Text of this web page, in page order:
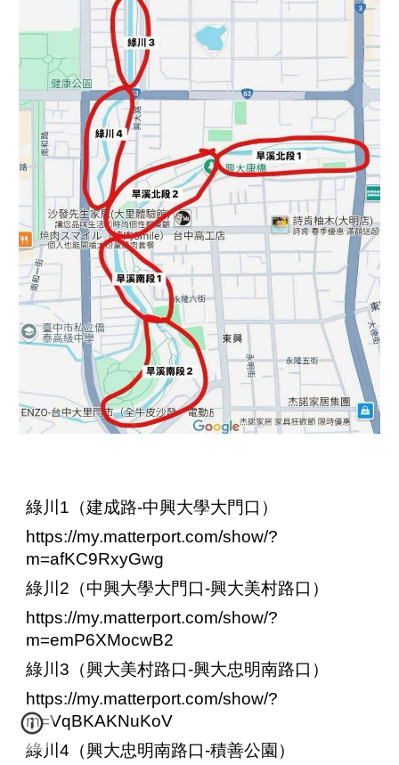
綠川1（建成路-中興大學大門口）
https://my.matterport.com/show/?
m=afKC9RxyGwg
綠川2（中興大學大門口-興大美村路口）
https://my.matterport.com/show/?
m=emP6XMocwB2
綠川3（興大美村路口-興大忠明南路口）
https://my.matterport.com/show/?
m=VqBKAKNuKoV
綠川4（興大忠明南路口-積善公園）